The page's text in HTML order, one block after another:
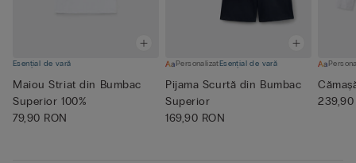
Esențial de vară
Maiou Striat din Bumbac
Superior 100%
79,90 RON
PersonalizatEsențial de vară
Pijama Scurtă din Bumbac
Superior
169,90 RON
239,90